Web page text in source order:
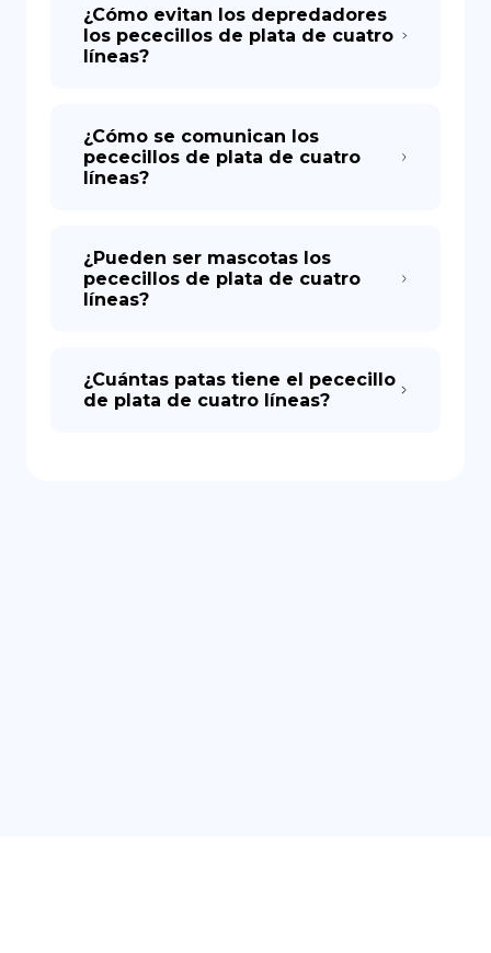
¿Cómo evitan los depredadores
los pececillos de plata de cuatro
líneas?
¿Cómo se comunican los
pececillos de plata de cuatro
líneas?
¿Pueden ser mascotas los
pececillos de plata de cuatro
líneas?
¿Cuántas patas tiene el pececillo
de plata de cuatro líneas?